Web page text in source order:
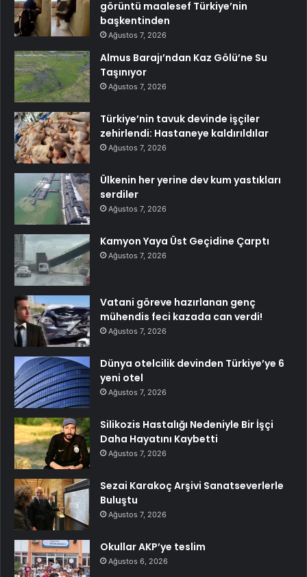
görüntü maalesef Türkiye’nin
başkentinden
Ağustos 7, 2026
Almus Barajı’ndan Kaz Gölü’ne Su
Taşınıyor
Ağustos 7, 2026
Türkiye’nin tavuk devinde işçiler
zehirlendi: Hastaneye kaldırıldılar
Ağustos 7, 2026
Ülkenin her yerine dev kum yastıkları
serdiler
Ağustos 7, 2026
Kamyon Yaya Üst Geçidine Çarptı
Ağustos 7, 2026
Vatani göreve hazırlanan genç
mühendis feci kazada can verdi!
Ağustos 7, 2026
Dünya otelcilik devinden Türkiye’ye 6
yeni otel
Ağustos 7, 2026
Silikozis Hastalığı Nedeniyle Bir İşçi
Daha Hayatını Kaybetti
Ağustos 7, 2026
Sezai Karakoç Arşivi Sanatseverlerle
Buluştu
Ağustos 7, 2026
Okullar AKP’ye teslim
Ağustos 6, 2026